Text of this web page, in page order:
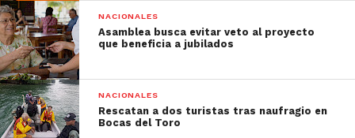
NACIONALES
Asamblea busca evitar veto al proyecto
que beneficia a jubilados
NACIONALES
Rescatan a dos turistas tras naufragio en
Bocas del Toro